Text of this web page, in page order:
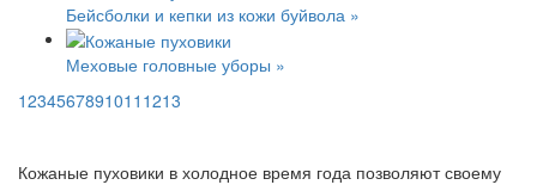
Бейсболки и кепки из кожи буйвола »
Меховые головные уборы »
1234567891011 1213
Кожаные пуховики в холодное время года позволяют своему